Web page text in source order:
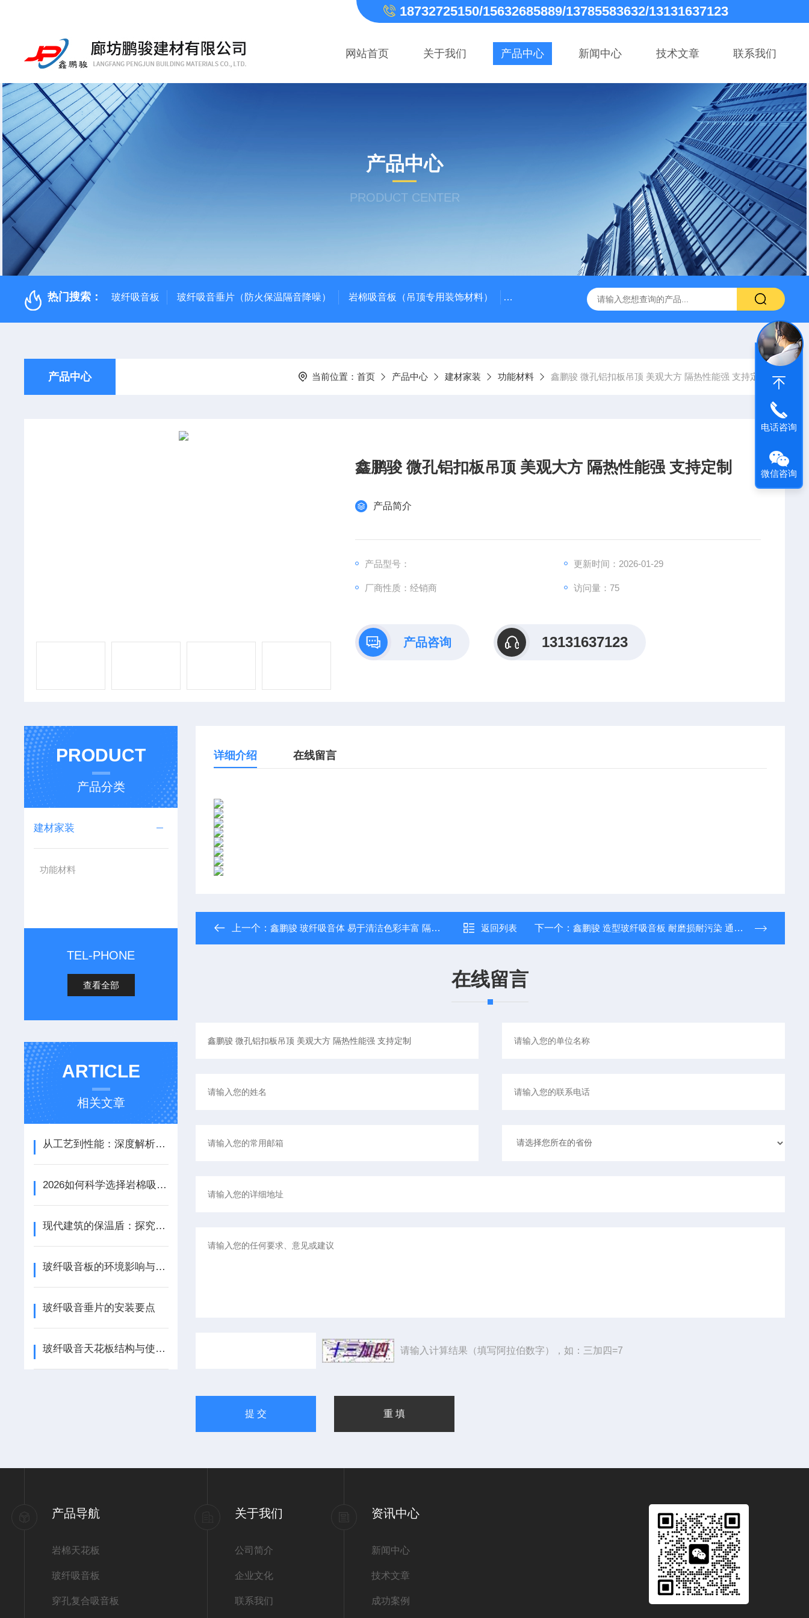
18732725150/15632685889/13785583632/13131637123
网站首页 关于我们 产品中心 新闻中心 技术文章 联系我们
产品中心
PRODUCT CENTER
热门搜索： 玻纤吸音板 玻纤吸音垂片（防火保温隔音降噪） 岩棉吸音板（吊顶专用装饰材料） 600*600 600*1200鑫鹏骏 岩棉天花板 防火抗下陷 吸音吊顶 玻纤
产品中心 当前位置： 首页 产品中心 建材家装 功能材料 鑫鹏骏 微孔铝扣板吊顶 美观大方 隔热性能强 支持定制
鑫鹏骏 微孔铝扣板吊顶 美观大方 隔热性能强 支持定制
产品简介
产品型号： 更新时间：2026-01-29
厂商性质：经销商 访问量：75
产品咨询 13131637123
PRODUCT
产品分类
建材家装
功能材料
TEL-PHONE
查看全部
ARTICLE
相关文章
从工艺到性能：深度解析铝天花吸音板的结构优势与应用场景
2026如何科学选择岩棉吸音板：性能参数、安装工艺与场景适配
现代建筑的保温盾：探究岩棉天花板的节能特性
玻纤吸音板的环境影响与可持续性探讨
玻纤吸音垂片的安装要点
玻纤吸音天花板结构与使用要点
详细介绍 在线留言
上一个：鑫鹏骏 玻纤吸音体 易于清洁色彩丰富 隔音性能优 全国配送 返回列表 下一个： 鑫鹏骏 造型玻纤吸音板 耐磨损耐污染 通风透气 专业生产
在线留言
请输入计算结果（填写阿拉伯数字），如：三加四=7
产品导航
岩棉天花板
玻纤吸音板
穿孔复合吸音板
关于我们
公司简介
企业文化
联系我们
资讯中心
新闻中心
技术文章
成功案例
电话咨询
微信咨询